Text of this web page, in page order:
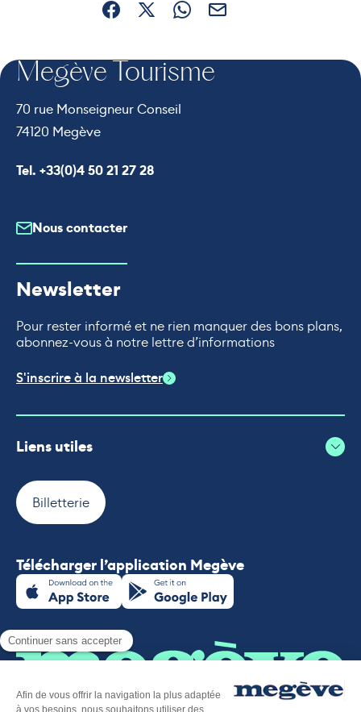
Partager sur Facebook (nouvelle fenêtre)
Partager sur X / Twitter (nouvelle
Partager sur WhatsApp
Partager par mail
Megève Tourisme
70 rue Monseigneur Conseil
74120 Megève
Appeler le
Tel. +33(0)4 50 21 27 28
Nous contacter
Newsletter
Pour rester informé et ne rien manquer des bons plans,
abonnez-vous à notre lettre d’informations
S'inscrire à la newsletter
Liens utiles
Billetterie
Télécharger l’application Megève